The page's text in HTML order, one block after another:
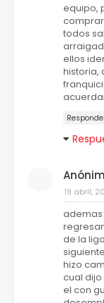
equipo,
todos
ellos
historia,
19 abril,
ademas
de la
hizo
cual
el con